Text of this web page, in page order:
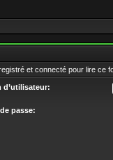
et connecté pour lire ce
d’utilisateur:
passe: